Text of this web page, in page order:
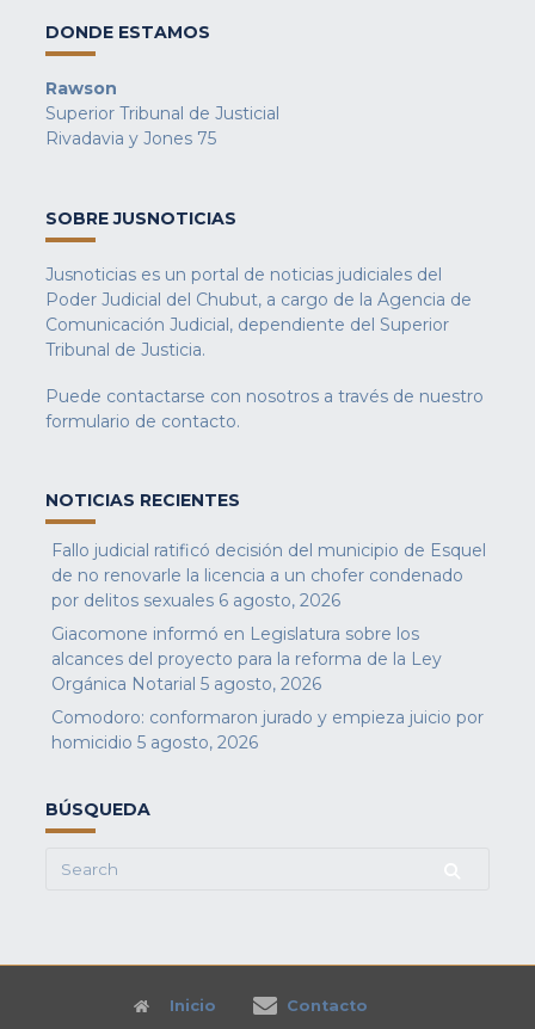
DONDE ESTAMOS
Rawson
Superior Tribunal de Justicial
Rivadavia y Jones 75
SOBRE JUSNOTICIAS
Jusnoticias es un portal de noticias judiciales del
Poder Judicial del Chubut, a cargo de la Agencia de
Comunicación Judicial, dependiente del Superior
Tribunal de Justicia.
Puede contactarse con nosotros a través de nuestro
formulario de contacto.
NOTICIAS RECIENTES
Fallo judicial ratificó decisión del municipio de Esquel
de no renovarle la licencia a un chofer condenado
por delitos sexuales 6 agosto, 2026
Giacomone informó en Legislatura sobre los
alcances del proyecto para la reforma de la Ley
Orgánica Notarial 5 agosto, 2026
Comodoro: conformaron jurado y empieza juicio por
homicidio 5 agosto, 2026
BÚSQUEDA
Search
Inicio Contacto